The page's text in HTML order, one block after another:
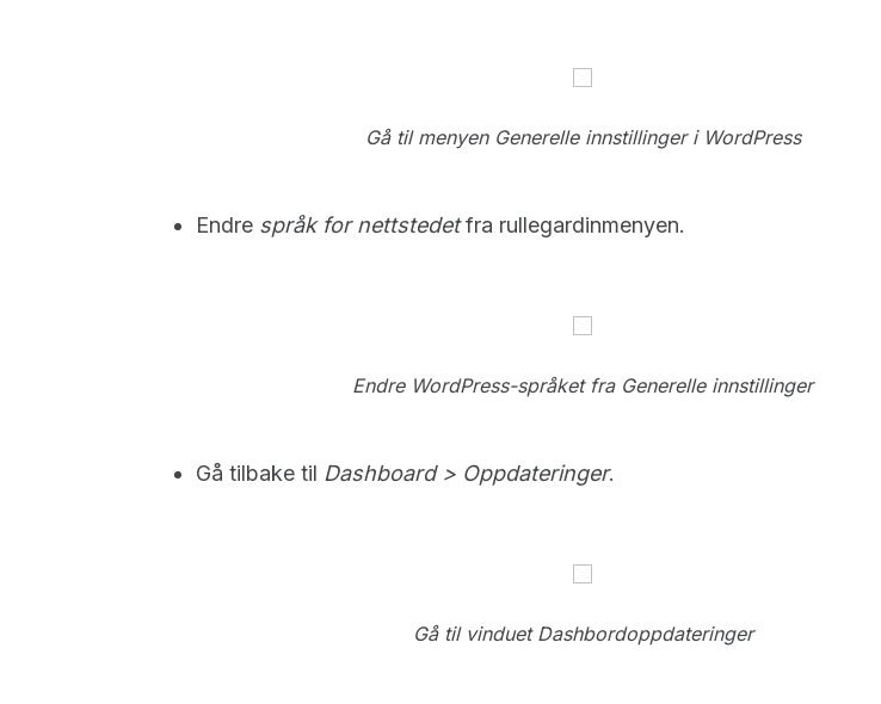
Gå til menyen Generelle innstillinger i WordPress
Endre språk for nettstedetfra rullegardinmenyen.
Endre WordPress-språket fra Generelle innstillinger
Gå tilbake til Dashboard > Oppdateringer.
Gå til vinduet Dashbordoppdateringer